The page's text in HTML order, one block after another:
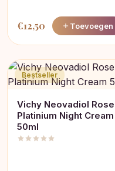
€12,50 Toevoegen
Bestseller
Vichy Neovadiol Rose
Platinium Night Cream
50ml